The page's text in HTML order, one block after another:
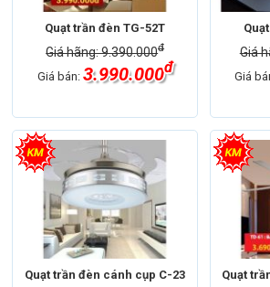
Quạt trần đèn TG-52T
Giá hãng: 9.390.000đ
Giá bán: 3.990.000đ
Giá
Giá
Quạt trần đèn cánh cụp C-23 Quạt